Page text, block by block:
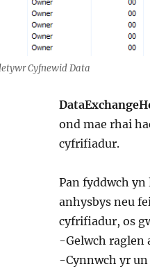
Cyfnewid Data
ond mae rhai
cyfrifiadur.
Pan fyddwch
anhysbys neu
cyfrifiadur, os
-Gelwch raglen
-Cynnwch yr